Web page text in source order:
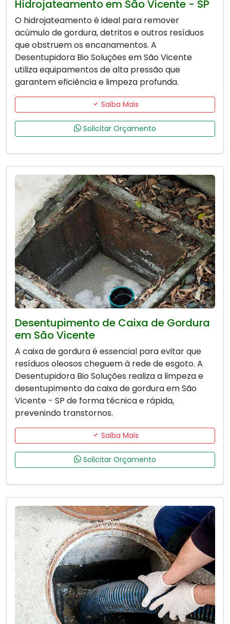
Hidrojateamento em São Vicente - SP
O hidrojateamento é ideal para remover
acúmulo de gordura, detritos e outros resíduos
que obstruem os encanamentos. A
Desentupidora Bio Soluções em São Vicente
utiliza equipamentos de alta pressão que
garantem eficiência e limpeza profunda.
Saiba Mais
Solicitar Orçamento
Desentupimento de Caixa de Gordura
em São Vicente
A caixa de gordura é essencial para evitar que
resíduos oleosos cheguem à rede de esgoto. A
Desentupidora Bio Soluções realiza a limpeza e
desentupimento da caixa de gordura em São
Vicente - SP de forma técnica e rápida,
prevenindo transtornos.
Saiba Mais
Solicitar Orçamento